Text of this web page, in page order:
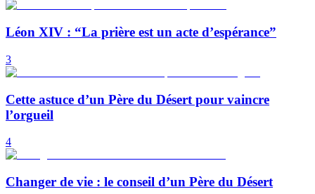
Léon XIV : “La prière est un acte d’espérance”
3
Cette astuce d’un Père du Désert pour vaincre
l’orgueil
4
Changer de vie : le conseil d’un Père du Désert